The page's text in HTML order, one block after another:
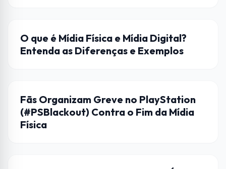
ENTRETENIMENTO
O que é Mídia Física e Mídia Digital?
Entenda as Diferenças e Exemplos
JOGOS
Fãs Organizam Greve no PlayStation
(#PSBlackout) Contra o Fim da Mídia
Física